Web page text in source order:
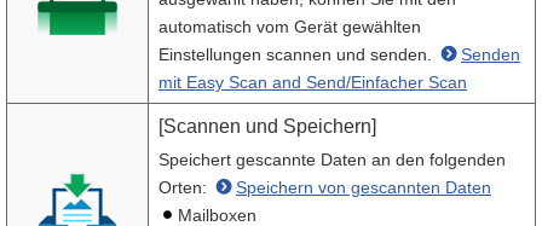
automatisch vom Gerät gewählten
Einstellungen scannen und senden.
Senden
mit Easy Scan and Send/Einfacher Scan
[Scannen und Speichern]
Speichert gescannte Daten an den folgenden
Orten:
Speichern von gescannten Daten
Mailboxen